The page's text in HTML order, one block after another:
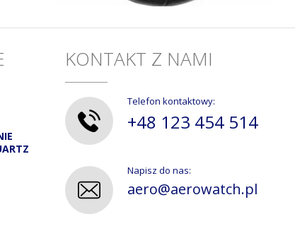
KONTAKT Z NAMI
Telefon kontaktowy:
+48 123 454 514
Napisz do nas:
aero@aerowatch.pl